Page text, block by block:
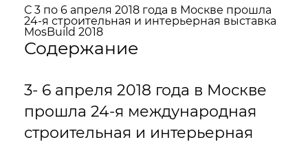
С 3 по 6 апреля 2018 года в Москве прошла
24-я строительная и интерьерная выставка
MosBuild 2018
Содержание
3- 6 апреля 2018 года в Москве
прошла 24-я международная
строительная и интерьерная